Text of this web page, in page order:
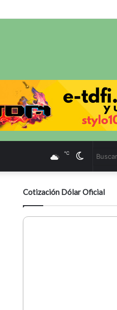
Cambiar
modo
℃
Cotización Dólar Oficial